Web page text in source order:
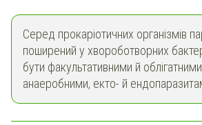
Серед прокаріотичних організмів
поширений у хвороботворних
бути факультативними й
анаеробними, екто- й